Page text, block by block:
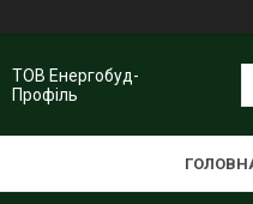
ТОВ Енергобуд-
Профіль